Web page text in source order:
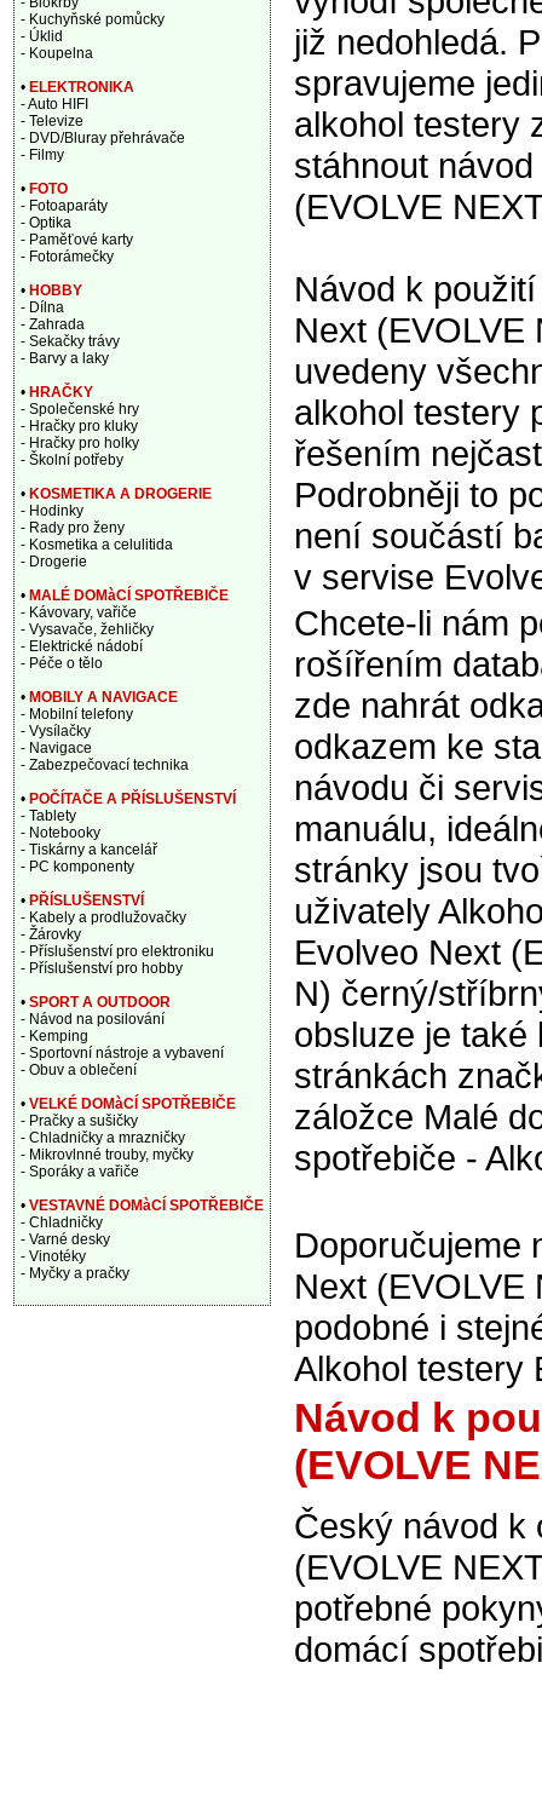
již nedohledá.
spravujeme
alkohol testery
stáhnout
(EVOLVE
Návod k
Next
uvedeny
alkohol testery
řešením
Podrobněji to
není součástí
v servise
Chcete-li nám
rošířením
zde nahrát
odkazem ke
návodu či
manuálu,
stránky jsou
uživately
Evolveo Next
N) černý/
obsluze je také
stránkách
záložce Malé
spotřebiče -
Doporučujeme
Next
podobné i
Alkohol testery
Návod k
(EVOLVE
Český návod k
(EVOLVE
potřebné
domácí
- Kuchyňské pomůcky
- Úklid
- Koupelna
• ELEKTRONIKA
- Auto HIFI
- Televize
- DVD/Bluray přehrávače
- Filmy
• FOTO
- Fotoaparáty
- Optika
- Paměťové karty
- Fotorámečky
• HOBBY
- Dílna
- Zahrada
- Sekačky trávy
- Barvy a laky
• HRAČKY
- Společenské hry
- Hračky pro kluky
- Hračky pro holky
- Školní potřeby
• KOSMETIKA A DROGERIE
- Hodinky
- Rady pro ženy
- Kosmetika a celulitida
- Drogerie
• MALÉ DOMàCÍ SPOTŘEBIČE
- Kávovary, vařiče
- Vysavače, žehličky
- Elektrické nádobí
- Péče o tělo
• MOBILY A NAVIGACE
- Mobilní telefony
- Vysílačky
- Navigace
- Zabezpečovací technika
• POČÍTAČE A PŘÍSLUŠENSTVÍ
- Tablety
- Notebooky
- Tiskárny a kancelář
- PC komponenty
• PŘÍSLUŠENSTVÍ
- Kabely a prodlužovačky
- Žárovky
- Příslušenství pro elektroniku
- Příslušenství pro hobby
• SPORT A OUTDOOR
- Návod na posilování
- Kemping
- Sportovní nástroje a vybavení
- Obuv a oblečení
• VELKÉ DOMàCÍ SPOTŘEBIČE
- Pračky a sušičky
- Chladničky a mrazničky
- Mikrovlnné trouby, myčky
- Sporáky a vařiče
• VESTAVNÉ DOMàCÍ SPOTŘEBIČE
- Chladničky
- Varné desky
- Vinotéky
- Myčky a pračky